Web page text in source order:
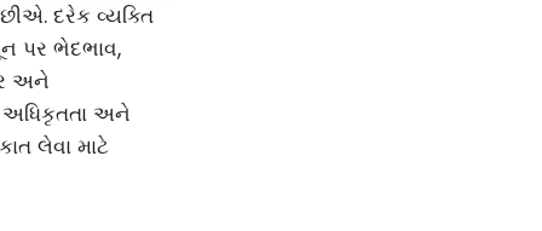
દરેક વ્યક્તિ
પર ભેદભાવ,
અને
અધિકૃતતા અને
લેવા માટે